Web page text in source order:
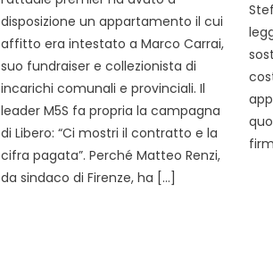
disposizione un appartamento il cui
affitto era intestato a Marco Carrai,
suo fundraiser e collezionista di
incarichi comunali e provinciali. Il
leader M5S fa propria la campagna
di Libero: “Ci mostri il contratto e la
cifra pagata”. Perché Matteo Renzi,
da sindaco di Firenze, ha […]